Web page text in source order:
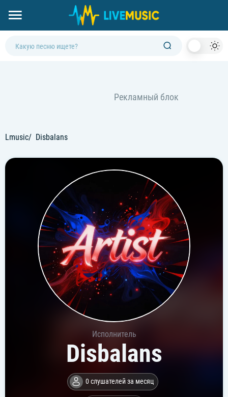
Lmusic Disbalans
Исполнитель
Disbalans
0 слушателей за месяц